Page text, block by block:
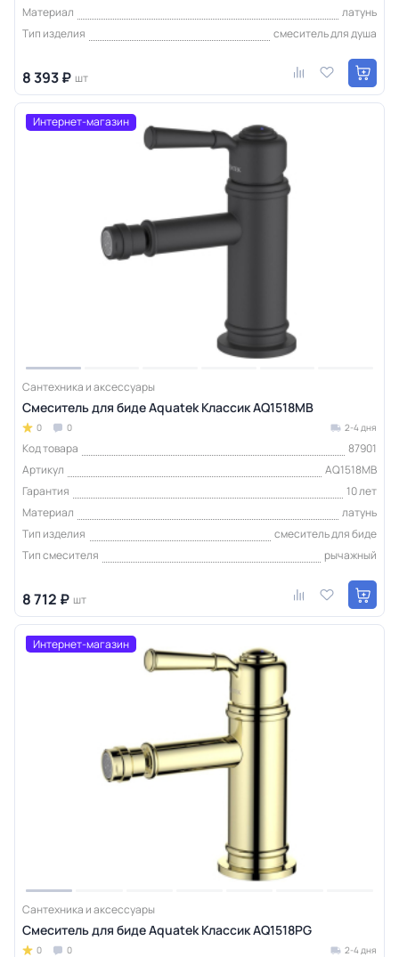
Материал
латунь
Тип изделия
смеситель для душа
8 393 ₽ шт
Интернет-магазин
Сантехника и аксессуары
Смеситель для биде Aquatek Классик AQ1518MB
0 0 2-4 дня
Код товара
87901
Артикул
AQ1518MB
Гарантия
10 лет
Материал
латунь
Тип изделия
смеситель для биде
Тип смесителя
рычажный
8 712 ₽ шт
Интернет-магазин
Сантехника и аксессуары
Смеситель для биде Aquatek Классик AQ1518PG
0 0 2-4 дня